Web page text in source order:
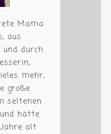
Mama
aus
durch
mehr,
große
seltenen
hätte
alt